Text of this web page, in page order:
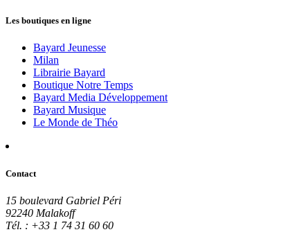
Les boutiques en ligne
Bayard Jeunesse
Milan
Librairie Bayard
Boutique Notre Temps
Bayard Media Développement
Bayard Musique
Le Monde de Théo
Contact
15 boulevard Gabriel Péri
92240 Malakoff
Tél. : +33 1 74 31 60 60